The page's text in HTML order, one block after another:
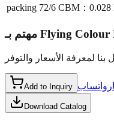
packing 72/6 CBM：
مهتم بـ Flying Colour
بنا لمعرفة الأسعار والتوفر
Add to Inquiry واتساب
Download Catalog